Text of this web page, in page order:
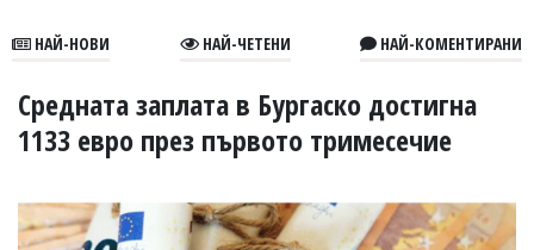
В
УКРАЙНА
РАЗСЛЕДВАНЕ
БИЗНЕС
НАЙ-НОВИ НАЙ-ЧЕТЕНИ НАЙ-КОМЕНТИРАНИ
Средната заплата в Бургаско достигна
1133 евро през първото тримесечие